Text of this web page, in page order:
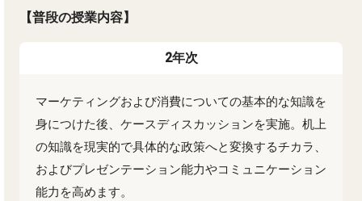
【普段の授業内容】
2年次
マーケティングおよび消費についての基本的な知識を
身につけた後、ケースディスカッションを実施。机上
の知識を現実的で具体的な政策へと変換するチカラ、
およびプレゼンテーション能力やコミュニケーション
能力を高めます。